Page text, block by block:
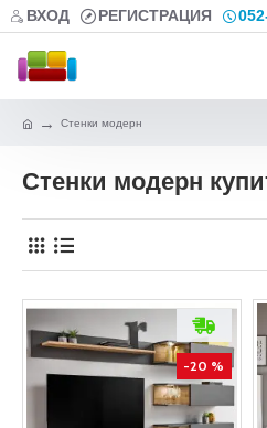
ВХОД РЕГИСТРАЦИЯ
Стенки модерн
Стенки модерн
-20 %